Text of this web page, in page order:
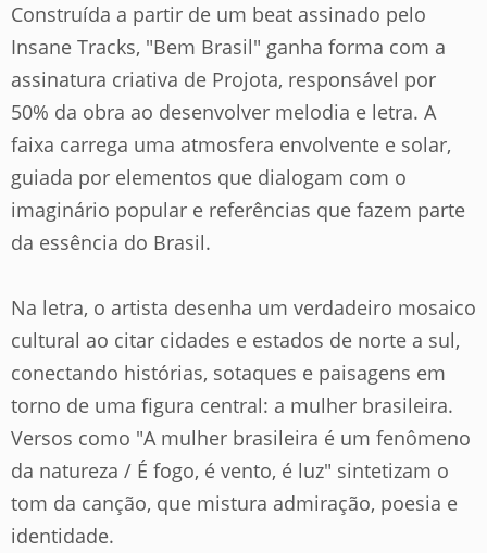
Construída a partir de um beat assinado pelo
Insane Tracks, "Bem Brasil" ganha forma com a
assinatura criativa de Projota, responsável por
50% da obra ao desenvolver melodia e letra. A
faixa carrega uma atmosfera envolvente e solar,
guiada por elementos que dialogam com o
imaginário popular e referências que fazem parte
da essência do Brasil.
Na letra, o artista desenha um verdadeiro mosaico
cultural ao citar cidades e estados de norte a sul,
conectando histórias, sotaques e paisagens em
torno de uma figura central: a mulher brasileira.
Versos como "A mulher brasileira é um fenômeno
da natureza / É fogo, é vento, é luz" sintetizam o
tom da canção, que mistura admiração, poesia e
identidade.